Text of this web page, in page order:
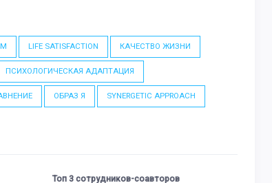
LIFE SATISFACTION КАЧЕСТВО ЖИЗНИ
ПСИХОЛОГИЧЕСКАЯ АДАПТАЦИЯ
ОБРАЗ Я SYNERGETIC APPROACH
Топ 3 сотрудников-соавторов